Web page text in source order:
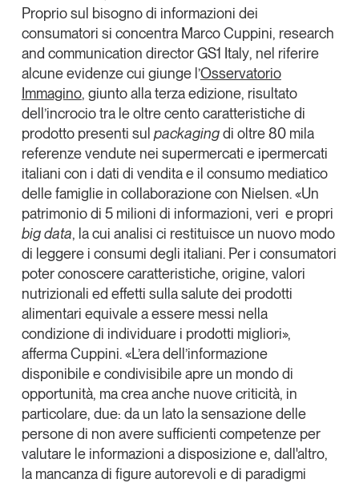
Proprio sul bisogno di informazioni dei
consumatori si concentra Marco Cuppini, research
and communication directorGS1 Italy, nel riferire
alcune evidenze cui giunge l’Osservatorio
Immagino, giunto alla terza edizione, risultato
dell’incrocio tra le oltre cento caratteristiche di
prodotto presenti sul packagingdi oltre 80 mila
referenze vendute nei supermercati e ipermercati
italiani con i dati di vendita e il consumo mediatico
delle famiglie in collaborazione con Nielsen. «Un
patrimonio di 5 milioni di informazioni, veri e propri
big data, la cui analisi ci restituisce un nuovo modo
di leggere i consumi degli italiani. Per i consumatori
poter conoscere caratteristiche, origine, valori
nutrizionali ed effetti sulla salute dei prodotti
alimentari equivale a essere messi nella
condizione di individuare i prodotti migliori»,
afferma Cuppini. «L’era dell’informazione
disponibile e condivisibile apre un mondo di
opportunità, ma crea anche nuove criticità, in
particolare, due: da un lato la sensazione delle
persone di non avere sufficienti competenze per
valutare le informazioni a disposizione e, dall'altro,
la mancanza di figure autorevoli e di paradigmi